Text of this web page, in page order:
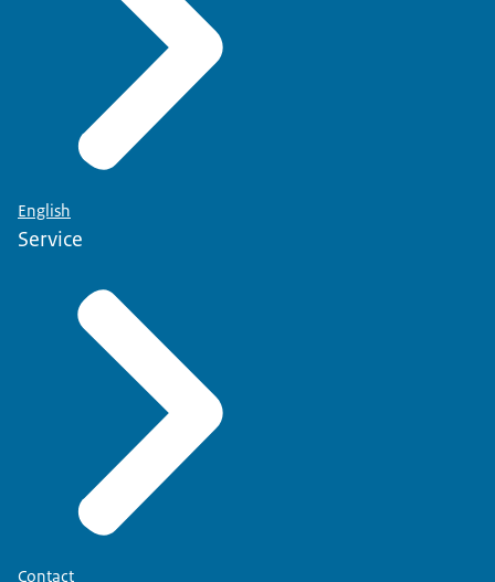
English
Service
Contact